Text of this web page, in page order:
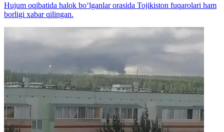
Hujum oqibatida halok bo‘lganlar orasida Tojikiston fuqarolari ham
borligi xabar qilingan.